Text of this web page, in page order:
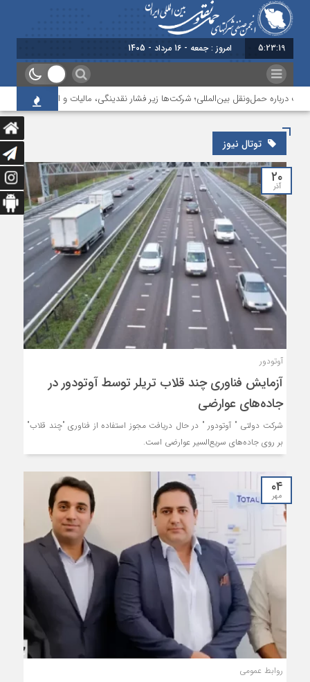
5:23:19 امروز : جمعه - 16 مرداد - 1405
درباره حمل‌ونقل بین‌المللی؛ شرکت‌ها زیر فشار نقدینگی، مالیات و افت عملیات
توتال نیوز
۲۰
آذر
آوتودور
آزمایش فناوری چند قلاب تریلر توسط آوتودور در
جاده‌های عوارضی
شرکت دولتی " آوتودور " در حال دریافت مجوز استفاده از فناوری "چند قلاب"
بر روی جاده‌های سریع‌السیر عوارضی است.
۰۴
مهر
روابط عمومی